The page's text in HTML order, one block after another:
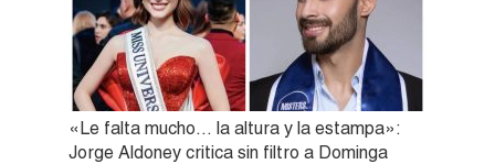
«Le falta mucho… la altura y la estampa»:
Jorge Aldoney critica sin filtro a Dominga